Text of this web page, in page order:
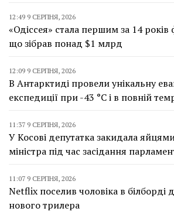
12:49 9 СЕРПНЯ, 2026
«Одіссея» стала першим за 14
що зібрав понад $1 млрд
12:09 9 СЕРПНЯ, 2026
В Антарктиді провели унікальну
експедиції при -43 °C і в повній
11:37 9 СЕРПНЯ, 2026
У Косові депутатка закидала
міністра під час засідання
11:07 9 СЕРПНЯ, 2026
Netflix поселив чоловіка в білборді
нового трилера